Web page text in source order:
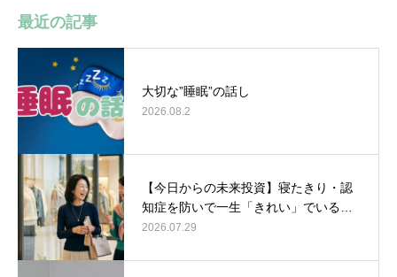
最近の記事
大切な”睡眠”の話し
2026.08.2
【今日からの未来投資】寝たきり・認
知症を防いで一生「きれい」でいる…
2026.07.29